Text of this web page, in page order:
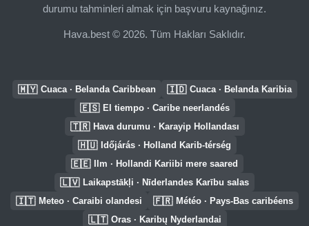
durumu tahminleri almak için başvuru kaynağınız.
Hava.best © 2026. Tüm Hakları Saklıdır.
🇲🇾 Cuaca · Belanda Caribbean 🇮🇩 Cuaca · Belanda Karibia
🇪🇸 El tiempo · Caribe neerlandés
🇹🇷 Hava durumu · Karayip Hollandası
🇭🇺 Időjárás · Holland Karib-térség
🇪🇪 Ilm · Hollandi Kariibi mere saared
🇱🇻 Laikapstākļi · Nīderlandes Karību salas
🇮🇹 Meteo · Caraibi olandesi 🇫🇷 Météo · Pays-Bas caribéens
🇱🇹 Oras · Karibų Nyderlandai